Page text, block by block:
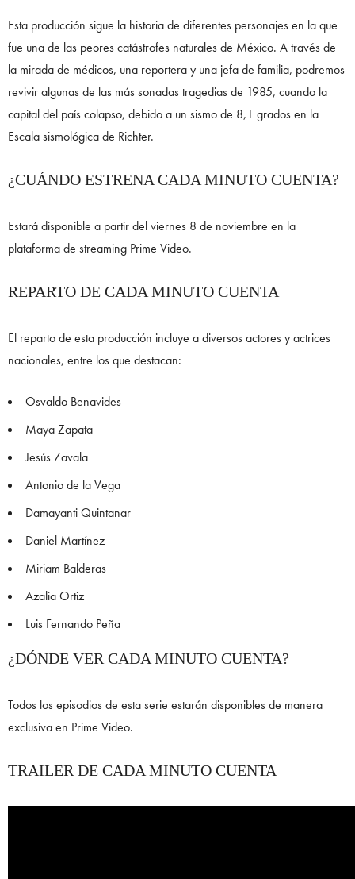
Esta producción sigue la historia de diferentes personajes en la que
fue una de las peores catástrofes naturales de México. A través de
la mirada de médicos, una reportera y una jefa de familia, podremos
revivir algunas de las más sonadas tragedias de 1985, cuando la
capital del país colapso, debido a un sismo de 8,1 grados en la
Escala sismológica de Richter.
¿CUÁNDO ESTRENA CADA MINUTO CUENTA?
Estará disponible a partir del viernes 8 de noviembre en la
plataforma de streaming Prime Video.
REPARTO DE CADA MINUTO CUENTA
El reparto de esta producción incluye a diversos actores y actrices
nacionales, entre los que destacan:
Osvaldo Benavides
Maya Zapata
Jesús Zavala
Antonio de la Vega
Damayanti Quintanar
Daniel Martínez
Miriam Balderas
Azalia Ortiz
Luis Fernando Peña
¿DÓNDE VER CADA MINUTO CUENTA?
Todos los episodios de esta serie estarán disponibles de manera
exclusiva en Prime Video.
TRAILER DE CADA MINUTO CUENTA